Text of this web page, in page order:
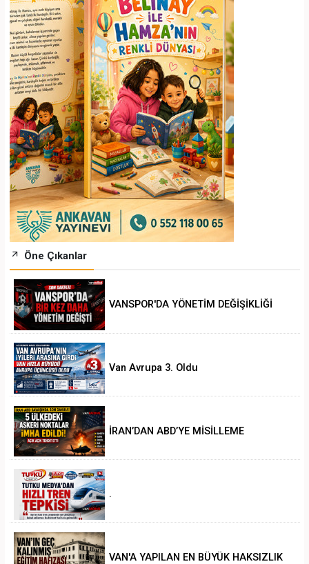
Öne Çıkanlar
VANSPOR'DA YÖNETİM DEĞİŞİKLİĞİ
Van Avrupa 3. Oldu
İRAN’DAN ABD’YE MİSİLLEME
.
VAN'A YAPILAN EN BÜYÜK HAKSIZLIK